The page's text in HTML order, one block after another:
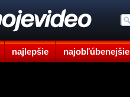
najlepšie najobľúbenejšie